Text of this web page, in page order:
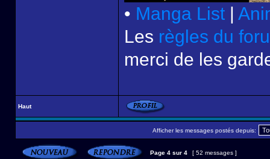
• Manga List
Les règles du
merci de les
Haut
Afficher les messages postés depuis:
Page 4 sur 4 [ 52 messages ]